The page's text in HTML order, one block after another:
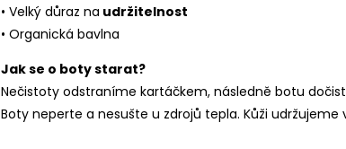
• Velký důraz na udržitelnost
• Organická bavlna
Jak se o boty starat?
Nečistoty odstraníme kartáčkem, následně botu
Boty neperte a nesušte u zdrojů tepla. Kůži